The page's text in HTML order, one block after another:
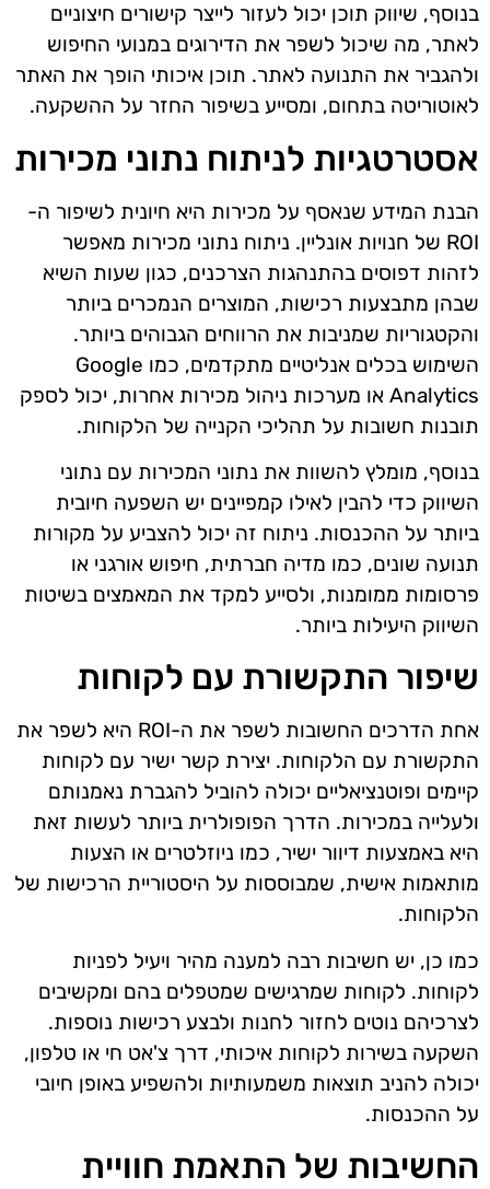
בנוסף, שיווק תוכן יכול לעזור לייצר קישורים חיצוניים
לאתר, מה שיכול לשפר את הדירוגים במנועי החיפוש
ולהגביר את התנועה לאתר. תוכן איכותי הופך את האתר
לאוטוריטה בתחום, ומסייע בשיפור החזר על ההשקעה.
אסטרטגיות לניתוח נתוני מכירות
הבנת המידע שנאסף על מכירות היא חיונית לשיפור ה-
ROI של חנויות אונליין. ניתוח נתוני מכירות מאפשר
לזהות דפוסים בהתנהגות הצרכנים, כגון שעות השיא
שבהן מתבצעות רכישות, המוצרים הנמכרים ביותר
והקטגוריות שמניבות את הרווחים הגבוהים ביותר.
השימוש בכלים אנליטיים מתקדמים, כמו Google
Analytics או מערכות ניהול מכירות אחרות, יכול לספק
תובנות חשובות על תהליכי הקנייה של הלקוחות.
בנוסף, מומלץ להשוות את נתוני המכירות עם נתוני
השיווק כדי להבין לאילו קמפיינים יש השפעה חיובית
ביותר על ההכנסות. ניתוח זה יכול להצביע על מקורות
תנועה שונים, כמו מדיה חברתית, חיפוש אורגני או
פרסומות ממומנות, ולסייע למקד את המאמצים בשיטות
השיווק היעילות ביותר.
שיפור התקשורת עם לקוחות
אחת הדרכים החשובות לשפר את ה-ROI היא לשפר את
התקשורת עם הלקוחות. יצירת קשר ישיר עם לקוחות
קיימים ופוטנציאליים יכולה להוביל להגברת נאמנותם
ולעלייה במכירות. הדרך הפופולרית ביותר לעשות זאת
היא באמצעות דיוור ישיר, כמו ניוזלטרים או הצעות
מותאמות אישית, שמבוססות על היסטוריית הרכישות של
הלקוחות.
כמו כן, יש חשיבות רבה למענה מהיר ויעיל לפניות
לקוחות. לקוחות שמרגישים שמטפלים בהם ומקשיבים
לצרכיהם נוטים לחזור לחנות ולבצע רכישות נוספות.
השקעה בשירות לקוחות איכותי, דרך צ'אט חי או טלפון,
יכולה להניב תוצאות משמעותיות ולהשפיע באופן חיובי
על ההכנסות.
החשיבות של התאמת חוויית